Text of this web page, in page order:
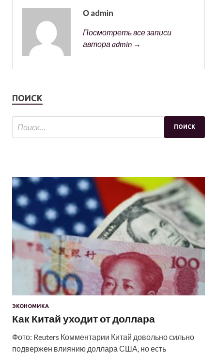
О admin
Посмотреть все записи
автора admin →
ПОИСК
ЭКОНОМИКА
Как Китай уходит от доллара
Фото: Reuters Комментарии Китай довольно сильно
подвержен влиянию доллара США, но есть